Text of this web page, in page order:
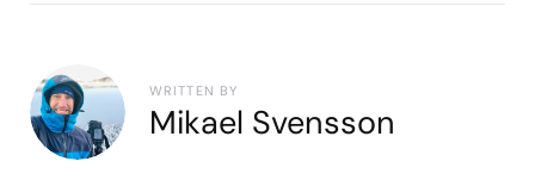
WRITTEN BY
Mikael Svensson